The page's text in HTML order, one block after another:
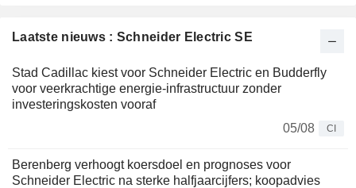
Laatste nieuws : Schneider Electric SE
Stad Cadillac kiest voor Schneider Electric en Budderfly
voor veerkrachtige energie-infrastructuur zonder
investeringskosten vooraf
05/08
CI
Berenberg verhoogt koersdoel en prognoses voor
Schneider Electric na sterke halfjaarcijfers; koopadvies